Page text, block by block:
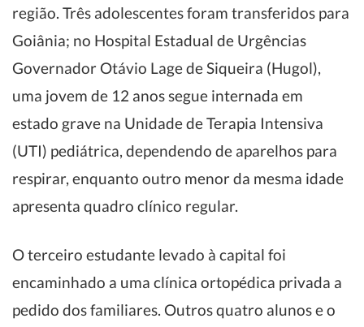
região. Três adolescentes foram transferidos para
Goiânia; no Hospital Estadual de Urgências
Governador Otávio Lage de Siqueira (Hugol),
uma jovem de 12 anos segue internada em
estado grave na Unidade de Terapia Intensiva
(UTI) pediátrica, dependendo de aparelhos para
respirar, enquanto outro menor da mesma idade
apresenta quadro clínico regular.
O terceiro estudante levado à capital foi
encaminhado a uma clínica ortopédica privada a
pedido dos familiares. Outros quatro alunos e o